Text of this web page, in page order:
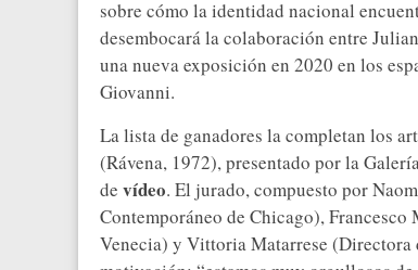
sobre cómo la identidad nacional
desembocará la colaboración entre
una nueva exposición en 2020 en los
Giovanni.
La lista de ganadores la completan los
(Rávena, 1972), presentado por la
de vídeo. El jurado, compuesto por
Contemporáneo de Chicago),
Venecia) y Vittoria Matarrese (Directora